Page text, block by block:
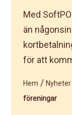
Med
än
för att
Hem /Nyheter
föreningar